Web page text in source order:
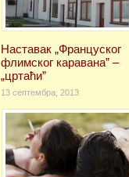
Наставак „Француског
флимског каравана” –
„цртаћи”
13 септембра, 2013